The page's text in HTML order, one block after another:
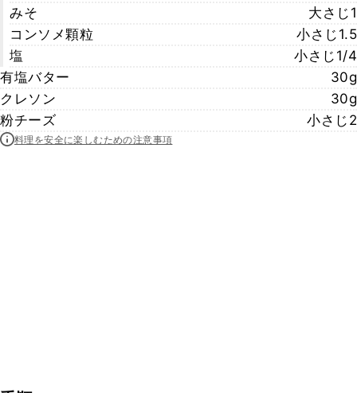
みそ
大さじ1
コンソメ顆粒
小さじ1.5
塩
小さじ1/4
有塩バター
30g
クレソン
30g
粉チーズ
小さじ2
料理を安全に楽しむための注意事項